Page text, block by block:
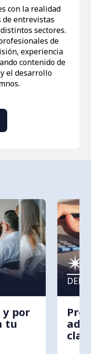
con la realidad
de entrevistas
sectores.
de
experiencia
contenido de
el desarrollo
y por
tu